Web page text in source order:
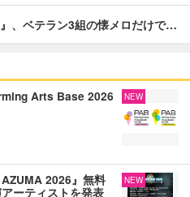
、ベテラン3組の懐メロだけで…
Arts Base 2026
NEW
2026』無料
ーティストを発表
NEW